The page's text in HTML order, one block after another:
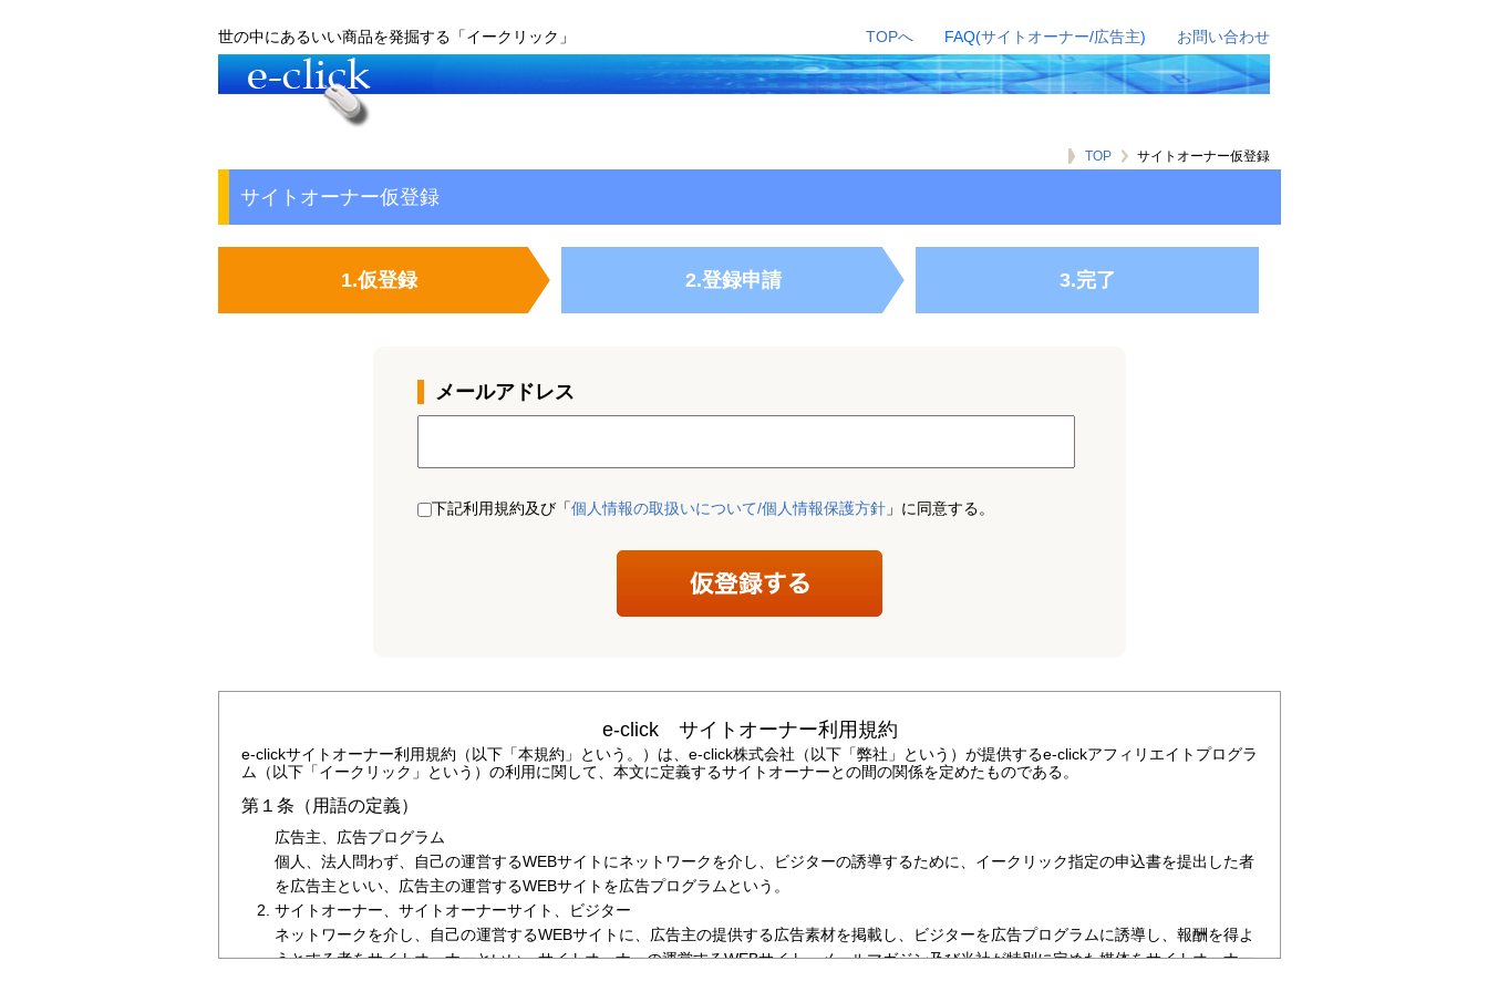
世の中にあるいい商品を発掘する「イークリック」 TOPへ FAQ(サイトオーナー/広告主) お問い合わせ
TOP サイトオーナー仮登録
サイトオーナー仮登録
1.仮登録 2.登録申請 3.完了
メールアドレス
下記利用規約及び「個人情報の取扱いについて/個人情報保護方針 」に同意する。
e-clickサイトオーナー利用規約
e-clickサイトオーナー利用規約（以下「本規約」という。）は、e-click株式会社（以下「弊社」という）が提供するe-clickアフィリエイトプログラ
ム（以下「イークリック」という）の利用に関して、本文に定義するサイトオーナーとの間の関係を定めたものである。
第１条（用語の定義）
広告主、広告プログラム
個人、法人問わず、自己の運営するWEBサイトにネットワークを介し、ビジターの誘導するために、イークリック指定の申込書を提出した者
を広告主といい、広告主の運営するWEBサイトを広告プログラムという。
サイトオーナー、サイトオーナーサイト、ビジター
ネットワークを介し、自己の運営するWEBサイトに、広告主の提供する広告素材を掲載し、ビジターを広告プログラムに誘導し、報酬を得よ
うとする者をサイトオーナーといい、サイトオーナーの運営するWEBサイト、メールマガジン及び当社が特別に定めた媒体をサイトオーナー